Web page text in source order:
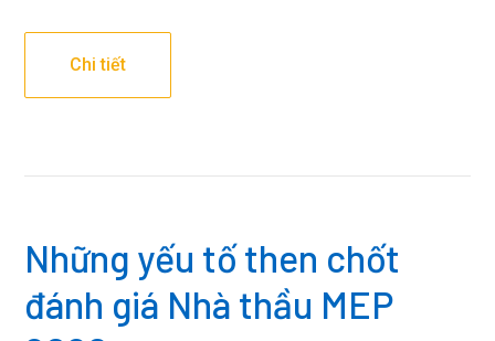
Chi tiết
Những yếu tố then chốt
đánh giá Nhà thầu MEP